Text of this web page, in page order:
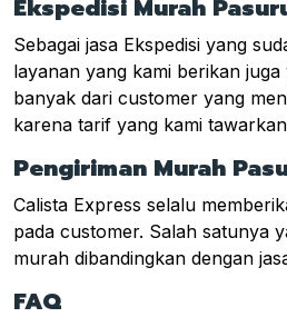
Ekspedisi Murah
Sebagai jasa Ekspedisi yang
layanan yang kami berikan
banyak dari customer yang
karena tarif yang kami
Pengiriman Murah
Calista Express selalu
pada customer. Salah satunya
murah dibandingkan dengan
FAQ